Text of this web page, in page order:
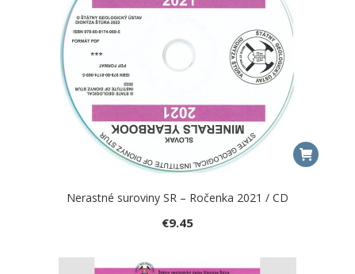
Nerastné suroviny SR – Ročenka 2021 / CD
€9.45